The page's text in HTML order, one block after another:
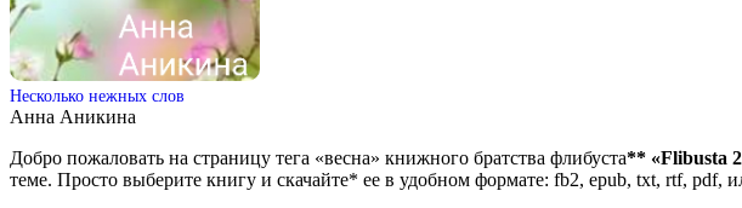
Несколько нежных слов
Анна Аникина
Добро пожаловать на страницу тега «весна» книжного братства флибуста** «Flibusta
теме. Просто выберите книгу и скачайте* ее в удобном формате: fb2, epub, txt, rtf, pdf,